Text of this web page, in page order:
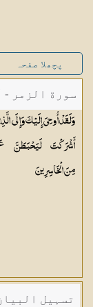
پچھلا صفحہ
سورة الزمر -
وَلَقَدْ أُوحِيَ إِلَيْكَ وَإِلَى
أَشْرَكْتَ لَيَحْبَطَنَّ
مِنَالْخَاسِرِينَ
تسہیل